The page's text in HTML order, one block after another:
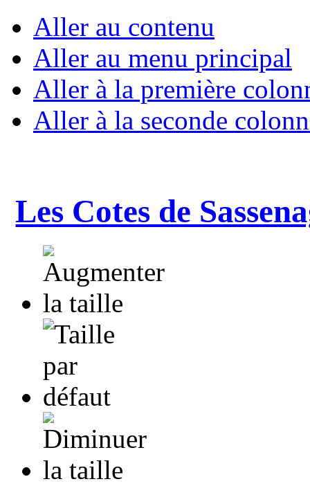
Aller au contenu
Aller au menu principal
Aller à la première
Aller à la seconde
Les Cotes de